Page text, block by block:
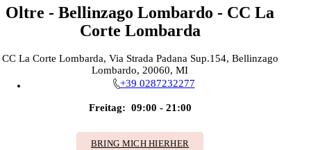
Oltre - Bellinzago Lombardo - CC La
Corte Lombarda
CC La Corte Lombarda, Via Strada Padana Sup.154, Bellinzago
Lombardo, 20060, MI
+39 0287232277
Freitag: 09:00 - 21:00
BRING MICH HIERHER